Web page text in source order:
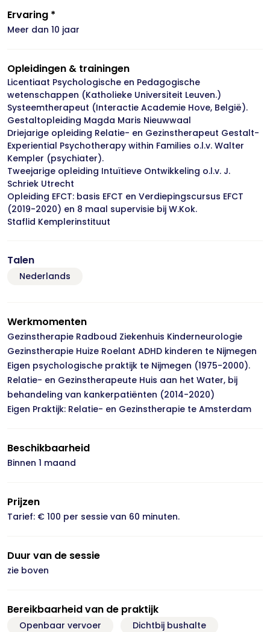
Ervaring *
Meer dan 10 jaar
Opleidingen & trainingen
Licentiaat Psychologische en Pedagogische
wetenschappen (Katholieke Universiteit Leuven.)
Systeemtherapeut (Interactie Academie Hove, België).
Gestaltopleiding Magda Maris Nieuwwaal
Driejarige opleiding Relatie- en Gezinstherapeut Gestalt-
Experiential Psychotherapy within Families o.l.v. Walter
Kempler (psychiater).
Tweejarige opleiding Intuïtieve Ontwikkeling o.l.v. J.
Schriek Utrecht
Opleiding EFCT: basis EFCT en Verdiepingscursus EFCT
(2019-2020) en 8 maal supervisie bij W.Kok.
Staflid Kemplerinstituut
Talen
Nederlands
Werkmomenten
Gezinstherapie Radboud Ziekenhuis Kinderneurologie
Gezinstherapie Huize Roelant ADHD kinderen te Nijmegen
Eigen psychologische praktijk te Nijmegen (1975-2000).
Relatie- en Gezinstherapeute Huis aan het Water, bij
behandeling van kankerpatiënten (2014-2020)
Eigen Praktijk: Relatie- en Gezinstherapie te Amsterdam
Beschikbaarheid
Binnen 1 maand
Prijzen
Tarief: € 100 per sessie van 60 minuten.
Duur van de sessie
zie boven
Bereikbaarheid van de praktijk
Openbaar vervoer
Dichtbij bushalte